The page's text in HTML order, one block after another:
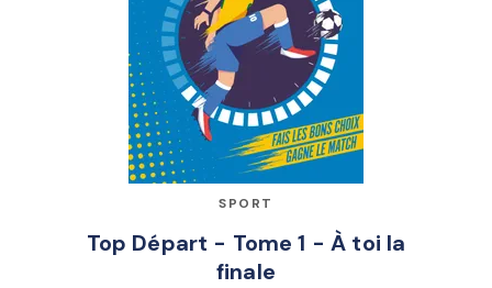
SPORT
Top Départ - Tome 1 - À toi la
finale